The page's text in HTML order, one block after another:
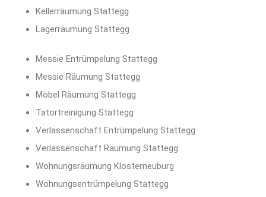
Kellerräumung Stattegg
Lagerräumung Stattegg
Messie Entrümpelung Stattegg
Messie Räumung Stattegg
Möbel Räumung Stattegg
Tatortreinigung Stattegg
Verlassenschaft Entrümpelung Stattegg
Verlassenschaft Räumung Stattegg
Wohnungsräumung Klosterneuburg
Wohnungsentrümpelung Stattegg